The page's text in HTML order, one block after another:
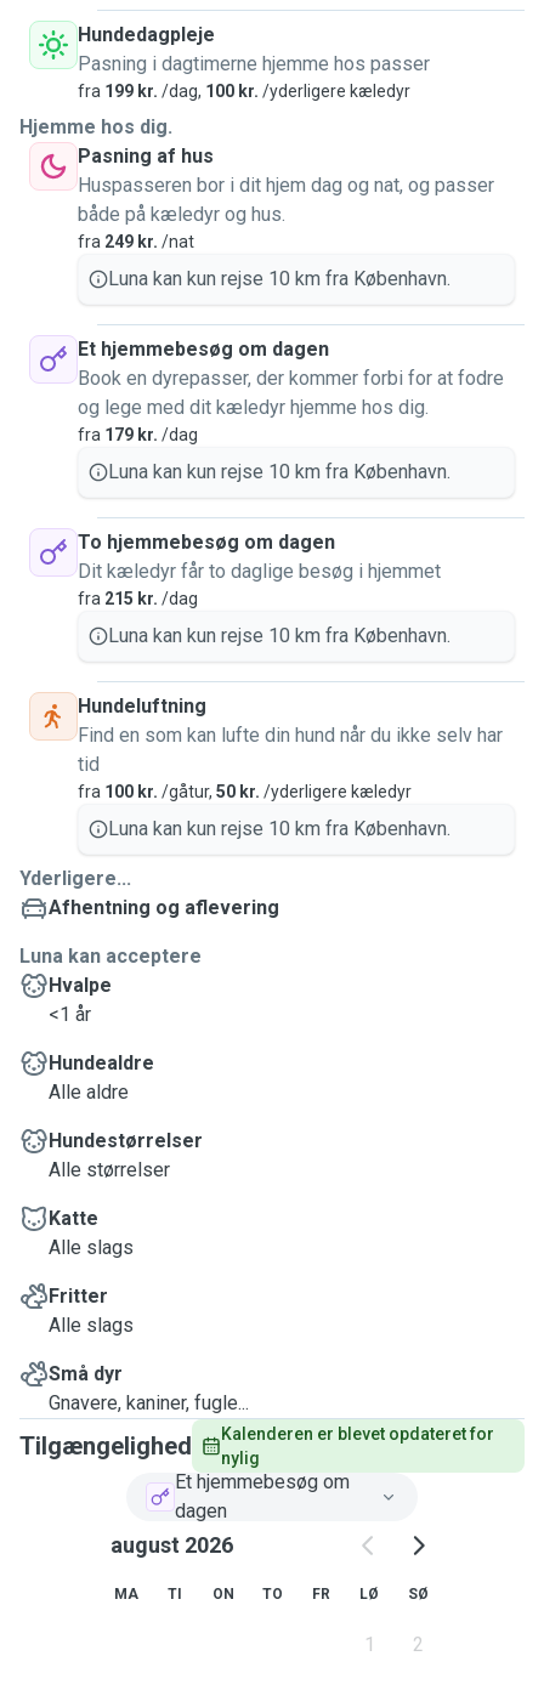
Hundedagpleje
Pasning i dagtimerne hjemme hos passer
fra 199 kr. /dag, 100 kr. /yderligere kæledyr
Hjemme hos dig.
Pasning af hus
Huspasseren bor i dit hjem dag og nat, og passer
både på kæledyr og hus.
fra 249 kr. /nat
Luna kan kun rejse 10 km fra København.
Et hjemmebesøg om dagen
Book en dyrepasser, der kommer forbi for at fodre
og lege med dit kæledyr hjemme hos dig.
fra 179 kr. /dag
Luna kan kun rejse 10 km fra København.
To hjemmebesøg om dagen
Dit kæledyr får to daglige besøg i hjemmet
fra 215 kr. /dag
Luna kan kun rejse 10 km fra København.
Hundeluftning
Find en som kan lufte din hund når du ikke selv har
tid
fra 100 kr. /gåtur, 50 kr. /yderligere kæledyr
Luna kan kun rejse 10 km fra København.
Yderligere...
Afhentning og aflevering
Luna kan acceptere
Hvalpe
<1 år
Hundealdre
Alle aldre
Hundestørrelser
Alle størrelser
Katte
Alle slags
Fritter
Alle slags
Små dyr
Gnavere, kaniner, fugle...
Tilgængelighed
Kalenderen er blevet opdateret for
nylig
Et hjemmebesøg om
dagen
august 2026
MA TI ON TO FR LØ SØ
1 2